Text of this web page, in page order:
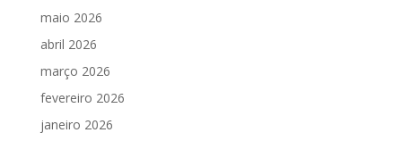
maio 2026
abril 2026
março 2026
fevereiro 2026
janeiro 2026